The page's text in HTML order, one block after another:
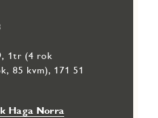
1tr (4 rok
85 kvm), 171 51
Haga Norra